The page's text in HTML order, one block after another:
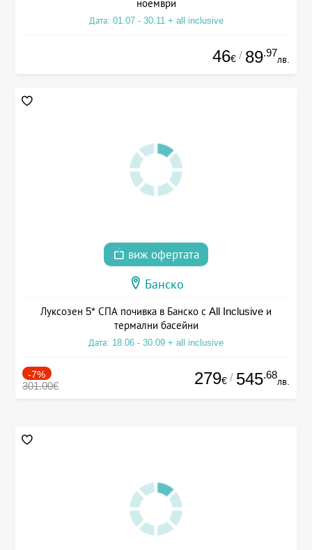
ноември
Дата: 01.07 - 30.11 + all inclusive
46€ / 89.97
лв.
виж офертата
Банско
Луксозен 5* СПА почивка в Банско с All Inclusive и
термални басейни
Дата: 18.06 - 30.09 + all inclusive
-7%
301.00€ 279€ / 545.68
лв.